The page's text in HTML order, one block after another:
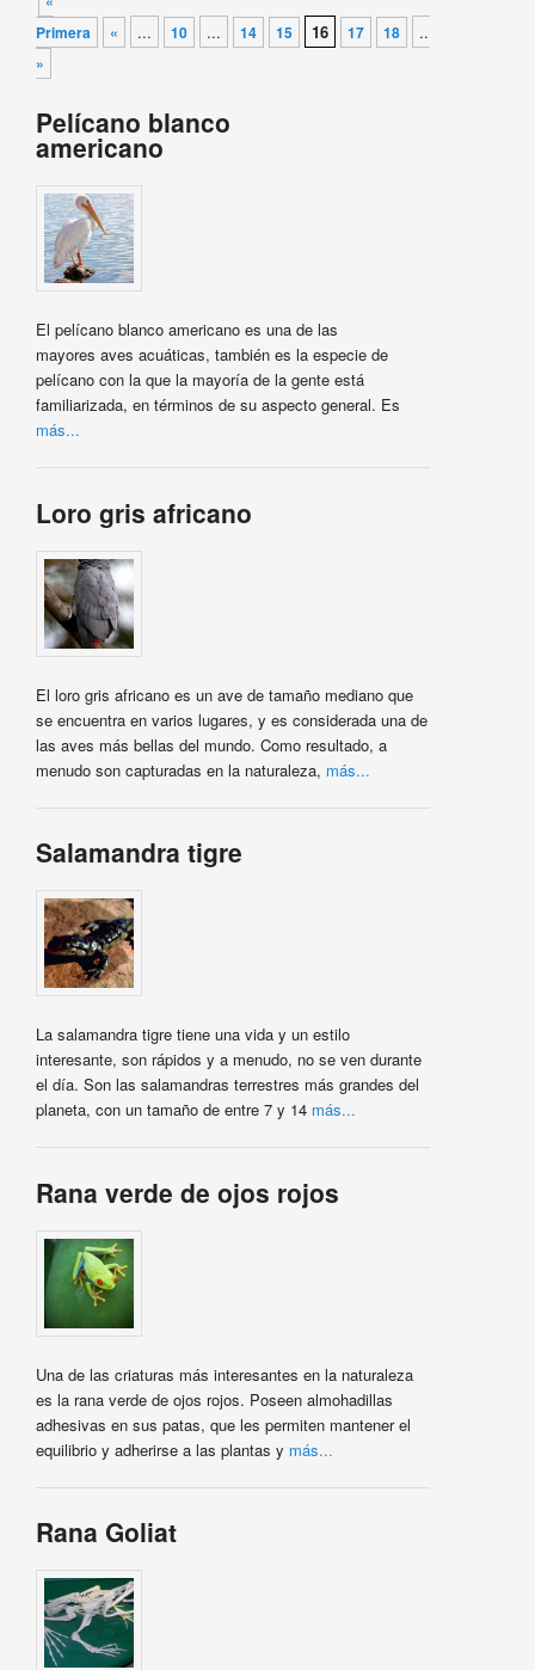
Primera
« ... 10 ... 14 15 16 17 18 ...
»
Pelícano blanco
americano
El pelícano blanco americano es una de las
mayores aves acuáticas, también es la especie de
pelícano con la que la mayoría de la gente está
familiarizada, en términos de su aspecto general. Es
más...
Loro gris africano
El loro gris africano es un ave de tamaño mediano que
se encuentra en varios lugares, y es considerada una de
las aves más bellas del mundo. Como resultado, a
menudo son capturadas en la naturaleza, más...
Salamandra tigre
La salamandra tigre tiene una vida y un estilo
interesante, son rápidos y a menudo, no se ven durante
el día. Son las salamandras terrestres más grandes del
planeta, con un tamaño de entre 7 y 14 más...
Rana verde de ojos rojos
Una de las criaturas más interesantes en la naturaleza
es la rana verde de ojos rojos. Poseen almohadillas
adhesivas en sus patas, que les permiten mantener el
equilibrio y adherirse a las plantas y más...
Rana Goliat